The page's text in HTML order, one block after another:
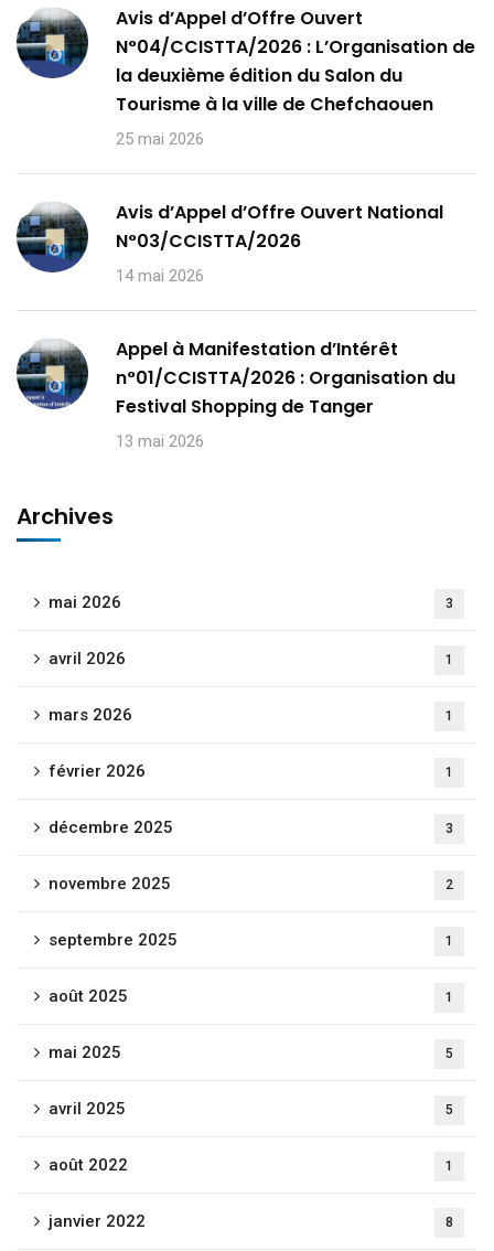
Avis d’Appel d’Offre Ouvert
N°04/CCISTTA/2026 : L’Organisation de
la deuxième édition du Salon du
Tourisme à la ville de Chefchaouen
25 mai 2026
Avis d’Appel d’Offre Ouvert National
N°03/CCISTTA/2026
14 mai 2026
Appel à Manifestation d’Intérêt
n°01/CCISTTA/2026 : Organisation du
Festival Shopping de Tanger
13 mai 2026
Archives
mai 2026 3
avril 2026 1
mars 2026 1
février 2026 1
décembre 2025 3
novembre 2025 2
septembre 2025 1
août 2025 1
mai 2025 5
avril 2025 5
août 2022 1
janvier 2022 8